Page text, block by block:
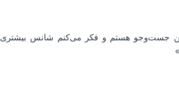
جست‌وجو هستم و فکر می‌کنم شانس بیشتری